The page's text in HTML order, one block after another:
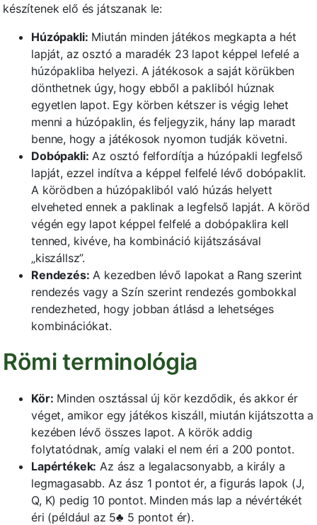
készítenek elő és játszanak le:
Húzópakli: Miután minden játékos megkapta a hét
lapját, az osztó a maradék 23 lapot képpel lefelé a
húzópakliba helyezi. A játékosok a saját körükben
dönthetnek úgy, hogy ebből a pakliból húznak
egyetlen lapot. Egy körben kétszer is végig lehet
menni a húzópaklin, és feljegyzik, hány lap maradt
benne, hogy a játékosok nyomon tudják követni.
Dobópakli: Az osztó felfordítja a húzópakli legfelső
lapját, ezzel indítva a képpel felfelé lévő dobópaklit.
A körödben a húzópakliból való húzás helyett
elveheted ennek a paklinak a legfelső lapját. A köröd
végén egy lapot képpel felfelé a dobópaklira kell
tenned, kivéve, ha kombináció kijátszásával
„kiszállsz”.
Rendezés: A kezedben lévő lapokat a Rang szerint
rendezés vagy a Szín szerint rendezés gombokkal
rendezheted, hogy jobban átlásd a lehetséges
kombinációkat.
Römi terminológia
Kör: Minden osztással új kör kezdődik, és akkor ér
véget, amikor egy játékos kiszáll, miután kijátszotta a
kezében lévő összes lapot. A körök addig
folytatódnak, amíg valaki el nem éri a 200 pontot.
Lapértékek: Az ász a legalacsonyabb, a király a
legmagasabb. Az ász 1 pontot ér, a figurás lapok (J,
Q, K) pedig 10 pontot. Minden más lap a névértékét
éri (például az 5♣ 5 pontot ér).